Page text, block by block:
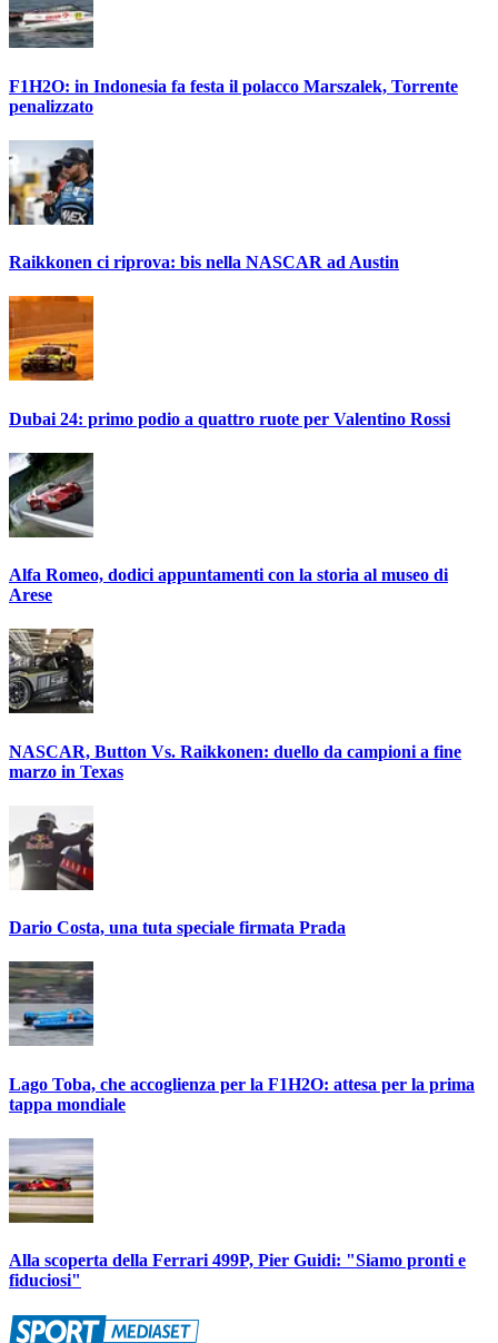
F1H2O: in Indonesia fa festa il polacco Marszalek, Torrente
penalizzato
Raikkonen ci riprova: bis nella NASCAR ad Austin
Dubai 24: primo podio a quattro ruote per Valentino Rossi
Alfa Romeo, dodici appuntamenti con la storia al museo di
Arese
NASCAR, Button Vs. Raikkonen: duello da campioni a fine
marzo in Texas
Dario Costa, una tuta speciale firmata Prada
Lago Toba, che accoglienza per la F1H2O: attesa per la prima
tappa mondiale
Alla scoperta della Ferrari 499P, Pier Guidi: "Siamo pronti e
fiduciosi"